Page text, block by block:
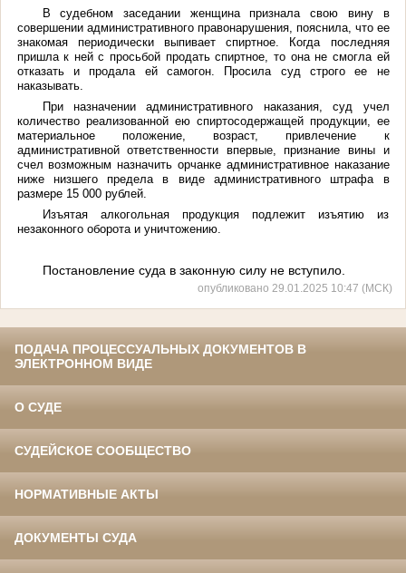
В судебном заседании женщина признала свою вину в
совершении административного правонарушения, пояснила, что ее
знакомая периодически выпивает спиртное. Когда последняя
пришла к ней с просьбой продать спиртное, то она не смогла ей
отказать и продала ей самогон. Просила суд строго ее не
наказывать.
При назначении административного наказания, суд учел
количество реализованной ею спиртосодержащей продукции, ее
материальное положение, возраст, привлечение к
административной ответственности впервые, признание вины и
счел возможным назначить орчанке административное наказание
ниже низшего предела в виде административного штрафа в
размере 15 000 рублей.
Изъятая алкогольная продукция подлежит изъятию из
незаконного оборота и уничтожению.
Постановление суда в законную силу не вступило.
опубликовано 29.01.2025 10:47 (МСК)
ПОДАЧА ПРОЦЕССУАЛЬНЫХ ДОКУМЕНТОВ В
ЭЛЕКТРОННОМ ВИДЕ
О СУДЕ
СУДЕЙСКОЕ СООБЩЕСТВО
НОРМАТИВНЫЕ АКТЫ
ДОКУМЕНТЫ СУДА